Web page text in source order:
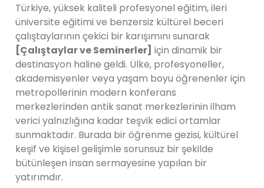
Türkiye, yüksek kaliteli profesyonel eğitim, ileri
üniversite eğitimi ve benzersiz kültürel beceri
çalıştaylarının çekici bir karışımını sunarak
[Çalıştaylar ve Seminerler] için dinamik bir
destinasyon haline geldi. Ülke, profesyoneller,
akademisyenler veya yaşam boyu öğrenenler için
metropollerinin modern konferans
merkezlerinden antik sanat merkezlerinin ilham
verici yalnızlığına kadar teşvik edici ortamlar
sunmaktadır. Burada bir öğrenme gezisi, kültürel
keşif ve kişisel gelişimle sorunsuz bir şekilde
bütünleşen insan sermayesine yapılan bir
yatırımdır.